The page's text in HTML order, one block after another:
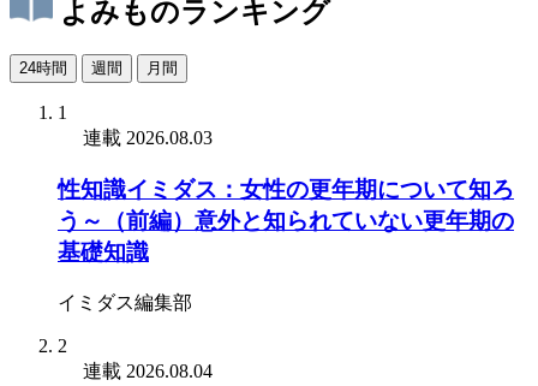
よみものランキング
24時間 週間 月間
1
連載 2026.08.03
性知識イミダス：女性の更年期について知ろ
う～（前編）意外と知られていない更年期の
基礎知識
イミダス編集部
2
連載 2026.08.04